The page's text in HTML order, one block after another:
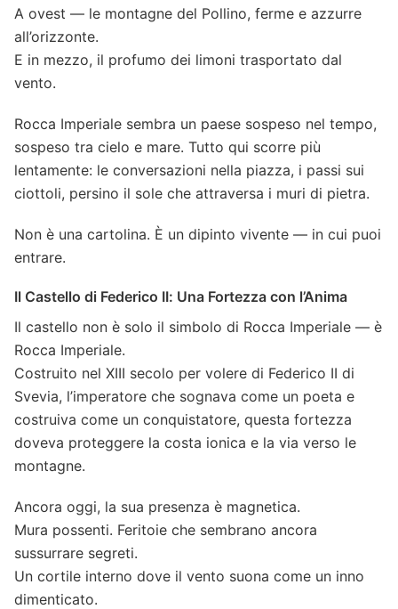
A ovest — le montagne del Pollino, ferme e azzurre
all’orizzonte.
E in mezzo, il profumo dei limoni trasportato dal
vento.
Rocca Imperiale sembra un paese sospeso nel tempo,
sospeso tra cielo e mare. Tutto qui scorre più
lentamente: le conversazioni nella piazza, i passi sui
ciottoli, persino il sole che attraversa i muri di pietra.
Non è una cartolina. È un dipinto vivente — in cui puoi
entrare.
Il Castello di Federico II: Una Fortezza con l’Anima
Il castello non è solo il simbolo di Rocca Imperiale — è
Rocca Imperiale.
Costruito nel XIII secolo per volere di Federico II di
Svevia, l’imperatore che sognava come un poeta e
costruiva come un conquistatore, questa fortezza
doveva proteggere la costa ionica e la via verso le
montagne.
Ancora oggi, la sua presenza è magnetica.
Mura possenti. Feritoie che sembrano ancora
sussurrare segreti.
Un cortile interno dove il vento suona come un inno
dimenticato.